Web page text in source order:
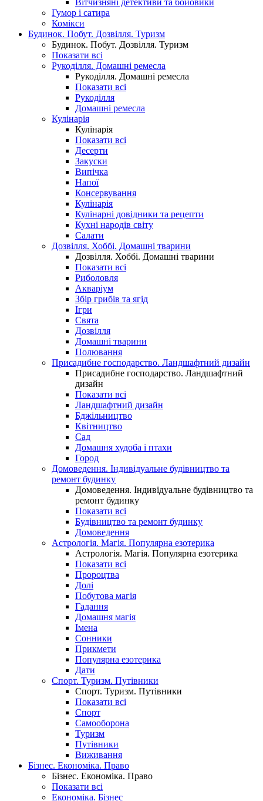
Вітчизняні детективи та бойовики
Гумор і сатира
Комікси
Будинок. Побут. Дозвілля. Туризм
Будинок. Побут. Дозвілля. Туризм
Показати всі
Рукоділля. Домашні ремесла
Рукоділля. Домашні ремесла
Показати всі
Рукоділля
Домашні ремесла
Кулінарія
Кулінарія
Показати всі
Десерти
Закуски
Випічка
Напої
Консервування
Кулінарія
Кулінарні довідники та рецепти
Кухні народів світу
Салати
Дозвілля. Хоббі. Домашні тварини
Дозвілля. Хоббі. Домашні тварини
Показати всі
Риболовля
Акваріум
Збір грибів та ягід
Ігри
Свята
Дозвілля
Домашні тварини
Полювання
Присадибне господарство. Ландшафтний дизайн
Присадибне господарство. Ландшафтний
дизайн
Показати всі
Ландшафтний дизайн
Бджільництво
Квітництво
Сад
Домашня худоба і птахи
Город
Домоведення. Індивідуальне будівництво та
ремонт будинку
Домоведення. Індивідуальне будівництво та
ремонт будинку
Показати всі
Будівництво та ремонт будинку
Домоведення
Астрологія. Магія. Популярна езотерика
Астрологія. Магія. Популярна езотерика
Показати всі
Пророцтва
Долі
Побутова магія
Гадання
Домашня магія
Імена
Сонники
Прикмети
Популярна езотерика
Дати
Спорт. Туризм. Путівники
Спорт. Туризм. Путівники
Показати всі
Спорт
Самооборона
Туризм
Путівники
Виживання
Бізнес. Економіка. Право
Бізнес. Економіка. Право
Показати всі
Економіка. Бізнес